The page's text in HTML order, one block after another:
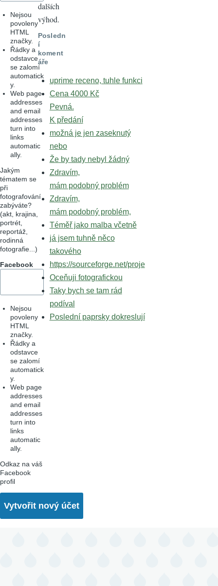
Nejsou
povoleny
HTML
značky.
Řádky a
odstavce
se zalomí
automatick
y.
Web page
addresses
and email
addresses
turn into
links
automatic
ally.
Jakým
tématem se
při
fotografování
zabýváte?
(akt, krajina,
portrét,
reportáž,
rodinná
fotografie...)
Facebook
Nejsou
povoleny
HTML
značky.
Řádky a
odstavce
se zalomí
automatick
y.
Web page
addresses
and email
addresses
turn into
links
automatic
ally.
Odkaz na váš
Facebook
profil
dalších
výhod.
Posledn
í
koment
áře
uprime receno, tuhle funkci
Cena 4000 Kč
Pevná.
K předání
možná je jen zaseknutý
nebo
Že by tady nebyl žádný
Zdravím,
mám podobný problém
Zdravím,
mám podobný problém,
Téměř jako malba včetně
já jsem tuhně něco
takového
https://sourceforge.net/proje
Oceňuji fotografickou
Taky bych se tam rád
podíval
Poslední paprsky dokreslují